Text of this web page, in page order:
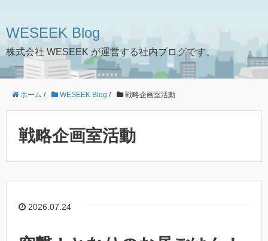
WESEEK Blog
株式会社 WESEEK が運営する社内ブログです。
ホーム / WESEEK Blog / 戦略企画室活動
戦略企画室活動
2026.07.24